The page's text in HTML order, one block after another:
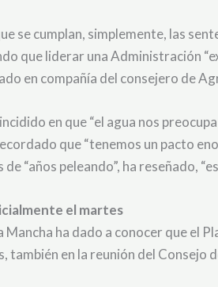
se cumplan, simplemente, las
que liderar una Administración
en compañía del consejero de
en que “el agua nos
que “tenemos un pacto
de “años peleando”, ha reseñado,
el martes
ha dado a conocer que el
en la reunión del Consejo